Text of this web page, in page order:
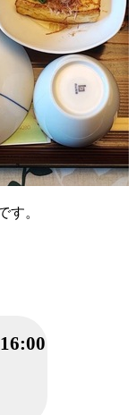
す。
16:00